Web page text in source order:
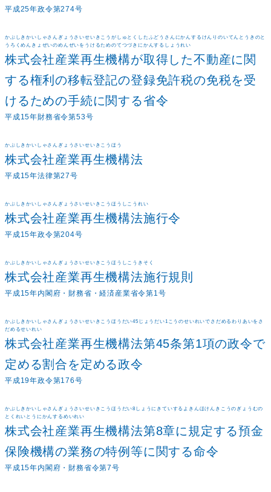
平成25年政令第274号
かぶしきかいしゃさんぎょうさいせいきこうがしゅとくしたふどうさんにかんするけんりのいてんとうきのと
うろくめんきょぜいのめんぜいをうけるためのてつづきにかんするしょうれい
株式会社産業再生機構が取得した不動産に関
する権利の移転登記の登録免許税の免税を受
けるための手続に関する省令
平成15年財務省令第53号
かぶしきかいしゃさんぎょうさいせいきこうほう
株式会社産業再生機構法
平成15年法律第27号
かぶしきかいしゃさんぎょうさいせいきこうほうしこうれい
株式会社産業再生機構法施行令
平成15年政令第204号
かぶしきかいしゃさんぎょうさいせいきこうほうしこうきそく
株式会社産業再生機構法施行規則
平成15年内閣府・財務省・経済産業省令第1号
かぶしきかいしゃさんぎょうさいせいきこうほうだい45じょうだい1こうのせいれいでさだめるわりあいをさ
だめるせいれい
株式会社産業再生機構法第45条第1項の政令で
定める割合を定める政令
平成19年政令第176号
かぶしきかいしゃさんぎょうさいせいきこうほうだい8しょうにきていするよきんほけんきこうのぎょうむの
とくれいとうにかんするめいれい
株式会社産業再生機構法第8章に規定する預金
保険機構の業務の特例等に関する命令
平成15年内閣府・財務省令第7号